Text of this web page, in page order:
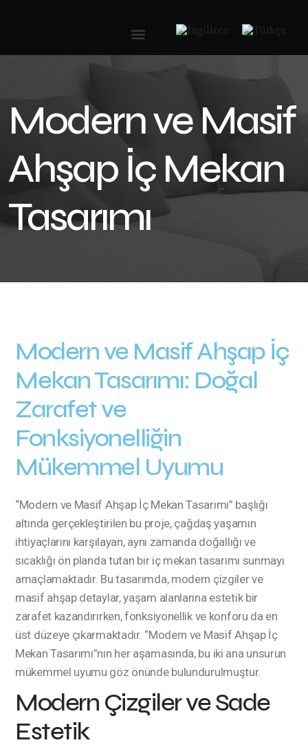
Modern ve Masif
Ahşap İç Mekan
Tasarımı
Modern ve Masif Ahşap İç
Mekan Tasarımı: Doğal
Zarafet ve
Fonksiyonelliğin
Mükemmel Uyumu
“Modern ve Masif Ahşap İç Mekan Tasarımı” başlığı
altında gerçekleştirilen bu proje, çağdaş yaşamın
ihtiyaçlarını karşılayan, aynı zamanda doğallığı ve
sıcaklığı ön planda tutan bir iç mekan tasarımı sunmayı
amaçlamaktadır. Bu tasarımda, modern çizgiler ve
masif ahşap detaylar, yaşam alanlarına estetik bir
zarafet kazandırırken, fonksiyonellik ve konforu da en
üst düzeye çıkarmaktadır. “Modern ve Masif Ahşap İç
Mekan Tasarımı”nın her aşamasında, bu iki ana unsurun
mükemmel uyumu göz önünde bulundurulmuştur.
Modern Çizgiler ve Sade
Estetik